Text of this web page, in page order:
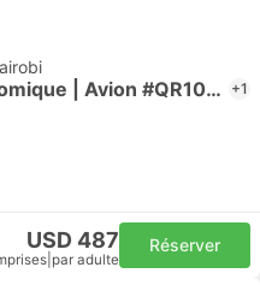
Classe économique | Avion #QR1067 +1
USD 487
par adulte
Réserver